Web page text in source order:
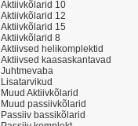
Aktiivkõlarid 10
Aktiivkõlarid 12
Aktiivkõlarid 15
Aktiivkõlarid 8
Aktiivsed helikomplektid
Aktiivsed kaasaskantavad
Juhtmevaba
Lisatarvikud
Muud Aktiivkõlarid
Muud passiivkõlarid
Passiiv bassikõlarid